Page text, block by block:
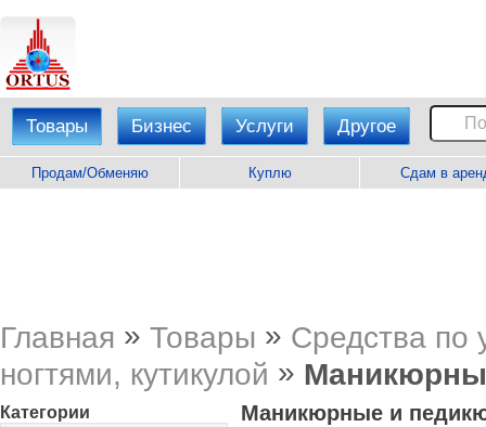
Товары Бизнес Услуги Другое
Продам/Обменяю Куплю Сдам в
Главная » Товары » Средства по
ногтями, кутикулой »
Категории Маникюрные и